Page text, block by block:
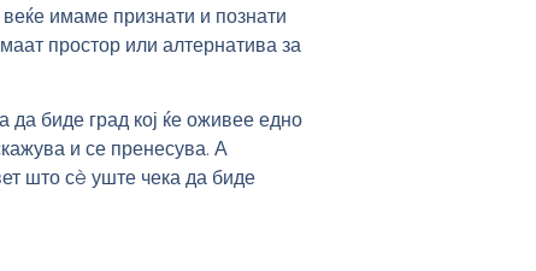
имаме признати и познати
простор или алтернатива за
да биде град кој ќе оживее едно
и се пренесува. А
што сè уште чека да биде